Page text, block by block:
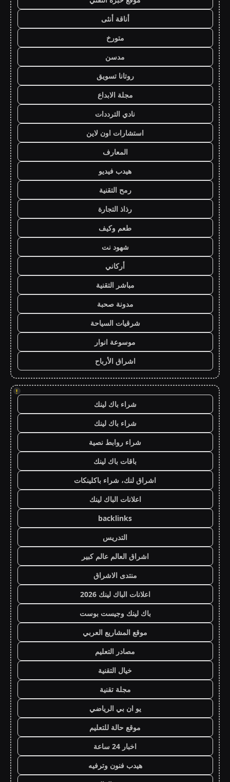
أناقة أنثى
متورخ
مدسن
روتانا تسويق
مجلة الابداع
نادي الترددات
استشارات اون لاين
المعارف
هيدب فيديو
رمح التقنية
رذاذ التجارة
طعم وكيف
شهود نت
أركاني
مباشر التقنية
مدونة صحبة
شرقيات السياحة
موسوعة انوار
اشراق الأرباح
!
شراء باك لينك
شراء باك لينك
شراء روابط نصية
باقات باك لينك
اشراق لنك، شراء باكلينكات
اعلانات الباك لينك
backlinks
التدريس
اشراق العالم عالم كبير
منتدى الاشراق
اعلانات الباك لينك 2026
باك لينك وجيست بوست
موقع المشاريع العربي
مصادر التعليم
خيال التقنية
مجلة تقنية
يو ان بي الرياضي
موقع حالة للتعليم
اخبار 24 ساعة
هيدب فنون وترفيه